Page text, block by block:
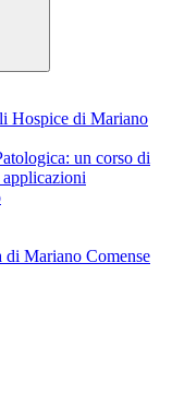
Hospice di Mariano
un corso di
Mariano Comense